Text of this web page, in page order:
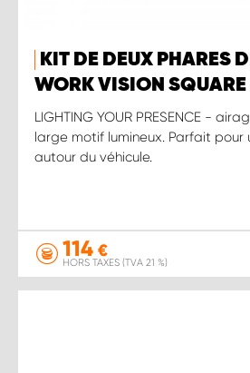
KIT DE DEUX PHARES
WORK VISION
LIGHTING YOUR PRESENCE -
large motif lumineux. Parfait pour
autour du véhicule.
114 €
HORS TAXES (TVA 21 %)